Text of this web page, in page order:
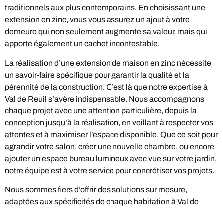
traditionnels aux plus contemporains. En choisissant une
extension en zinc, vous vous assurez un ajout à votre
demeure qui non seulement augmente sa valeur, mais qui
apporte également un cachet incontestable.
La réalisation d’une extension de maison en zinc nécessite
un savoir-faire spécifique pour garantir la qualité et la
pérennité de la construction. C’est là que notre expertise à
Val de Reuil s’avère indispensable. Nous accompagnons
chaque projet avec une attention particulière, depuis la
conception jusqu’à la réalisation, en veillant à respecter vos
attentes et à maximiser l’espace disponible. Que ce soit pour
agrandir votre salon, créer une nouvelle chambre, ou encore
ajouter un espace bureau lumineux avec vue sur votre jardin,
notre équipe est à votre service pour concrétiser vos projets.
Nous sommes fiers d’offrir des solutions sur mesure,
adaptées aux spécificités de chaque habitation à Val de